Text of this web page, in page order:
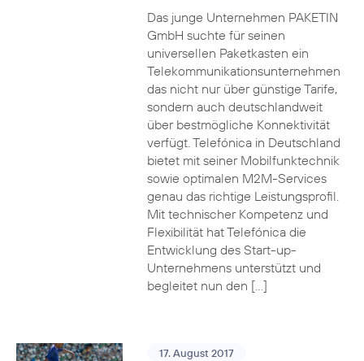
Das junge Unternehmen PAKETIN
GmbH suchte für seinen
universellen Paketkasten ein
Telekommunikationsunternehmen
das nicht nur über günstige Tarife,
sondern auch deutschlandweit
über bestmögliche Konnektivität
verfügt. Telefónica in Deutschland
bietet mit seiner Mobilfunktechnik
sowie optimalen M2M-Services
genau das richtige Leistungsprofil.
Mit technischer Kompetenz und
Flexibilität hat Telefónica die
Entwicklung des Start-up-
Unternehmens unterstützt und
begleitet nun den […]
17. August 2017